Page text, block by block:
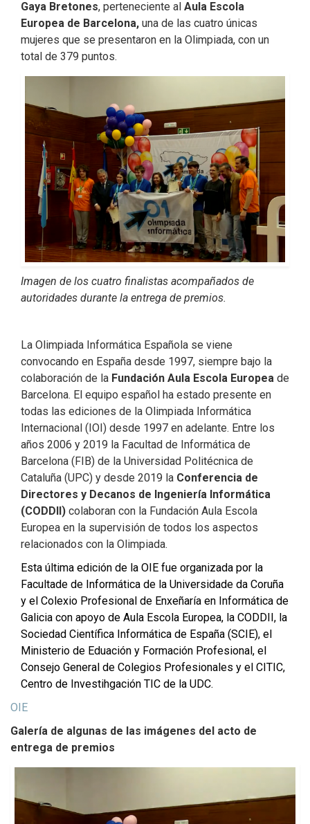
Gaya Bretones, perteneciente al Aula Escola
Europea de Barcelona, una de las cuatro únicas
mujeres que se presentaron en la Olimpiada, con un
total de 379 puntos.
Imagen de los cuatro finalistas acompañados de
autoridades durante la entrega de premios.
La Olimpiada Informática Española se viene
convocando en España desde 1997, siempre bajo la
colaboración de la Fundación Aula Escola Europea de
Barcelona. El equipo español ha estado presente en
todas las ediciones de la Olimpiada Informática
Internacional (IOI) desde 1997 en adelante. Entre los
años 2006 y 2019 la Facultad de Informática de
Barcelona (FIB) de la Universidad Politécnica de
Cataluña (UPC) y desde 2019 la Conferencia de
Directores y Decanos de Ingeniería Informática
(CODDII) colaboran con la Fundación Aula Escola
Europea en la supervisión de todos los aspectos
relacionados con la Olimpiada.
Esta última edición de la OIE fue organizada por la
Facultade de Informática de la Universidade da Coruña
y el Colexio Profesional de Enxeñaría en Informática de
Galicia con apoyo de Aula Escola Europea, la CODDII, la
Sociedad Científica Informática de España (SCIE), el
Ministerio de Eduación y Formación Profesional, el
Consejo General de Colegios Profesionales y el CITIC,
Centro de Investihgación TIC de la UDC.
OIE
Galería de algunas de las imágenes del acto de
entrega de premios